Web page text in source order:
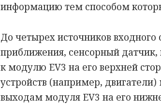
информацию тем способом
До четырех источников
приближения, сенсорный
к модулю EV3 на его верхней
устройств (например,
выходам модуля EV3 на его